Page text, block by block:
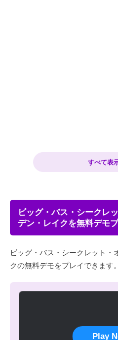
すべて表
ビッグ・バス・シークレ
デン・レイクを無料デモ
ビッグ・バス・シークレット・
クの無料デモをプレイできます。
Play